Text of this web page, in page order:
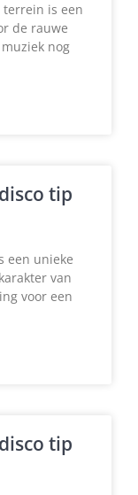
is een
de rauwe
nog
tip
een unieke
van
voor een
tip